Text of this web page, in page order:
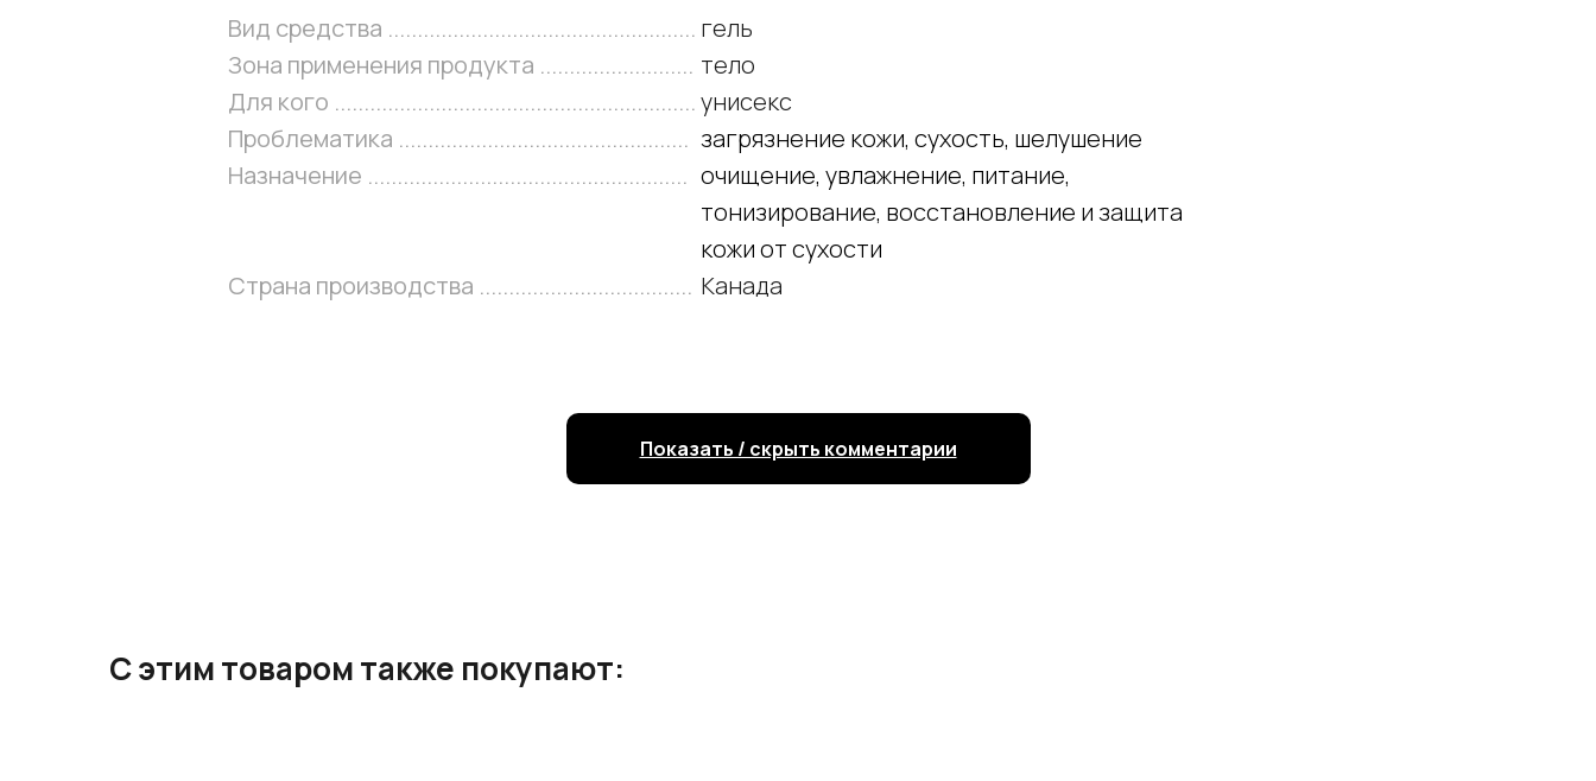
Вид средства ....................................................
Зона применения продукта ..........................
Для кого .............................................................
Проблематика .................................................
Назначение ......................................................
Страна производства ....................................
гель
тело
унисекс
загрязнение кожи, сухость, шелушение
очищение, увлажнение, питание,
тонизирование, восстановление и защита
кожи от сухости
Канада
При заказе от 5000 руб. доставка курьером по г. Санкт-Петербургу
Во время душа небольшое количество геля нанесите на кожу, вспеньте, затем
Показать / скрыть комментарии
С этим товаром также покупают: